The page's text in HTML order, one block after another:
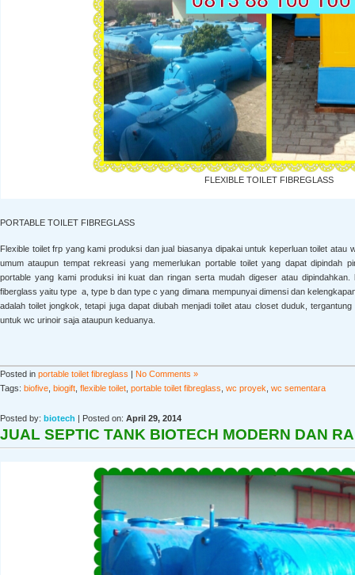
FLEXIBLE TOILET FIBREGLASS
PORTABLE TOILET FIBREGLASS
Flexible toilet frp yang kami produksi dan jual biasanya dipakai untuk keperluan toilet
umum ataupun tempat rekreasi yang memerlukan portable toilet yang dapat dipindah
portable yang kami produksi ini kuat dan ringan serta mudah digeser atau
fiberglass yaitu type a, type b dan type c yang dimana mempunyai dimensi dan
adalah toilet jongkok, tetapi juga dapat diubah menjadi toilet atau closet duduk,
untuk wc urinoir saja ataupun keduanya.
Posted in portable toilet fibreglass | No Comments »
Tags: biofive biogift flexible toilet portable toilet fibreglass wc proyek wc sementara
Posted by: biotech | Posted on: April 29, 2014
JUAL SEPTIC TANK BIOTECH MODERN DAN